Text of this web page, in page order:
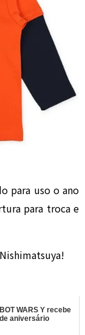
para uso o ano
para troca e
WARS Y recebe
aniversário